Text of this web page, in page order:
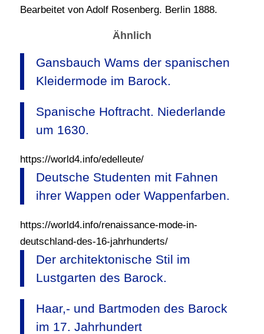
Bearbeitet von Adolf Rosenberg. Berlin 1888.
Ähnlich
Gansbauch Wams der spanischen
Kleidermode im Barock.
Spanische Hoftracht. Niederlande
um 1630.
https://world4.info/edelleute/
Deutsche Studenten mit Fahnen
ihrer Wappen oder Wappenfarben.
https://world4.info/renaissance-mode-in-
deutschland-des-16-jahrhunderts/
Der architektonische Stil im
Lustgarten des Barock.
Haar,- und Bartmoden des Barock
im 17. Jahrhundert